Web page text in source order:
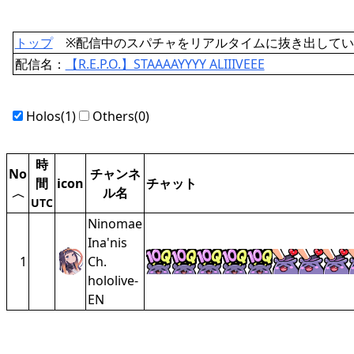
トップ※配信中のスパチャをリアルタイムに抜き出して
配信名：
【R.E.P.O.】STAAAAYYYY ALIIIVEEE
Holos(1) Others(0)
No
〈
時
間
UTC
icon
チャンネ
ル名
チャット
1
Ninomae
Ina'nis
Ch.
hololive-
EN